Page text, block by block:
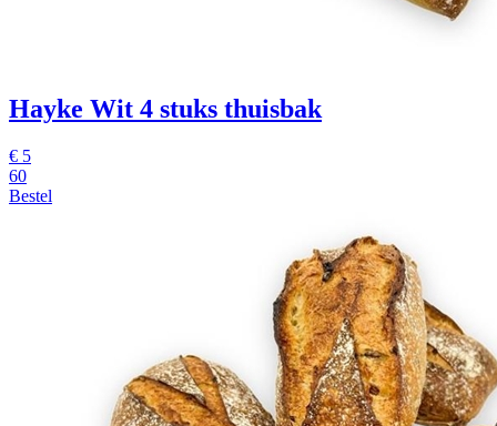
Hayke Wit 4 stuks thuisbak
€ 5
60
Bestel